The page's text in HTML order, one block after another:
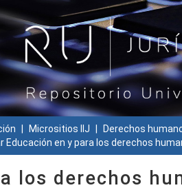
Micrositios IIJ Derechos
Educación en y para los derechos
los derechos